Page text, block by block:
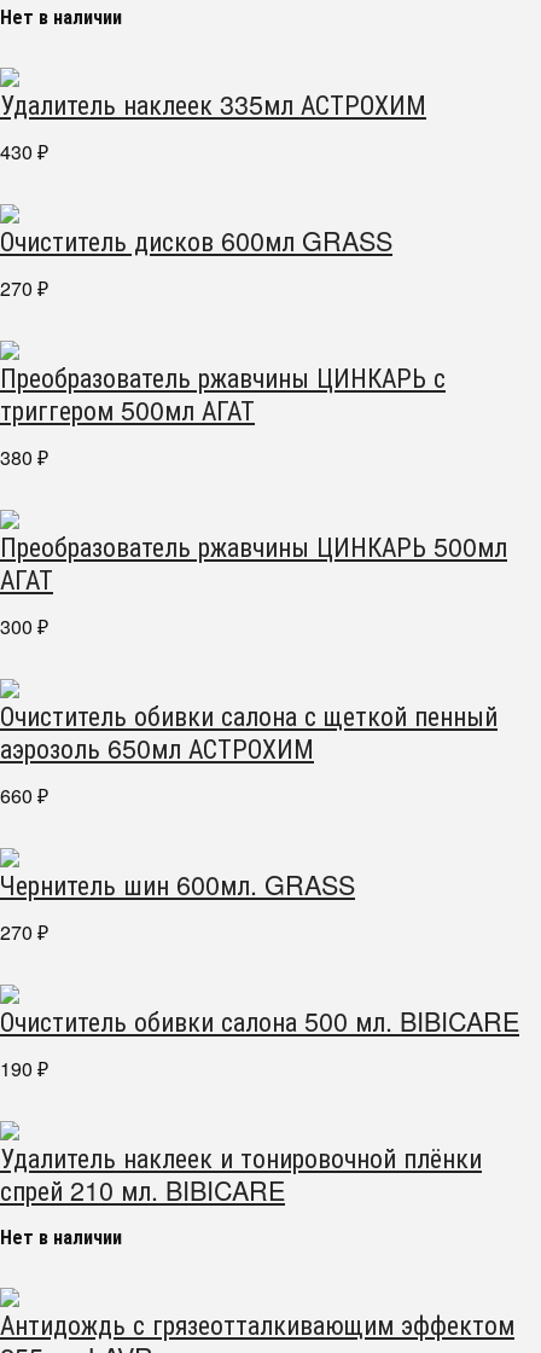
Нет в наличии
Удалитель наклеек 335мл АСТРОХИМ
430 ₽
Очиститель дисков 600мл GRASS
270 ₽
Преобразователь ржавчины ЦИНКАРЬ с
триггером 500мл АГАТ
380 ₽
Преобразователь ржавчины ЦИНКАРЬ 500мл
АГАТ
300 ₽
Очиститель обивки салона с щеткой пенный
аэрозоль 650мл АСТРОХИМ
660 ₽
Чернитель шин 600мл. GRASS
270 ₽
Очиститель обивки салона 500 мл. BIBICARE
190 ₽
Удалитель наклеек и тонировочной плёнки
спрей 210 мл. BIBICARE
Нет в наличии
Антидождь с грязеотталкивающим эффектом